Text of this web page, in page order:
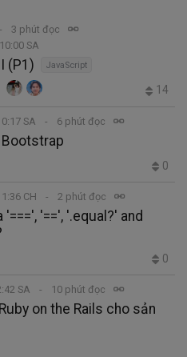
3 phút đọc
SA
(P1) JavaScript
14
SA 6 phút đọc
0
CH 2 phút đọc
'==', '.equal?' and
0
SA 10 phút đọc
on the Rails cho sản